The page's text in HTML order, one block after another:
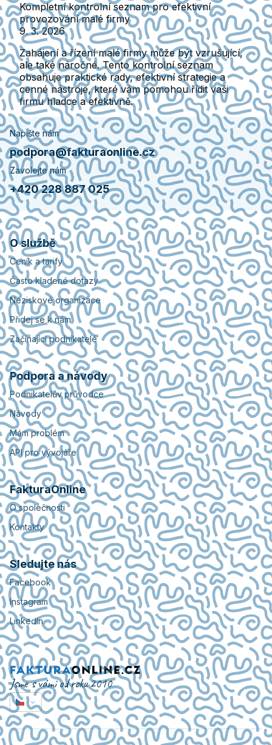
Kompletní kontrolní seznam pro efektivní
provozování malé firmy
9. 3. 2026
Zahájení a řízení malé firmy může být vzrušující,
ale také náročné. Tento kontrolní seznam
obsahuje praktické rady, efektivní strategie a
cenné nástroje, které vám pomohou řídit vaši
firmu hladce a efektivně.
Napište nám
podpora@fakturaonline.cz
Zavolejte nám
+420 228 887 025
O službě
Ceník a tarify
Často kladené dotazy
Neziskové organizace
Přidej se k nám
Začínající podnikatelé
Podpora a návody
Podnikatelův průvodce
Návody
Mám problém
API pro vývojáře
FakturaOnline
O společnosti
Kontakty
Sledujte nás
Facebook
Instagram
LinkedIn
Jsme s vámi od roku 2010